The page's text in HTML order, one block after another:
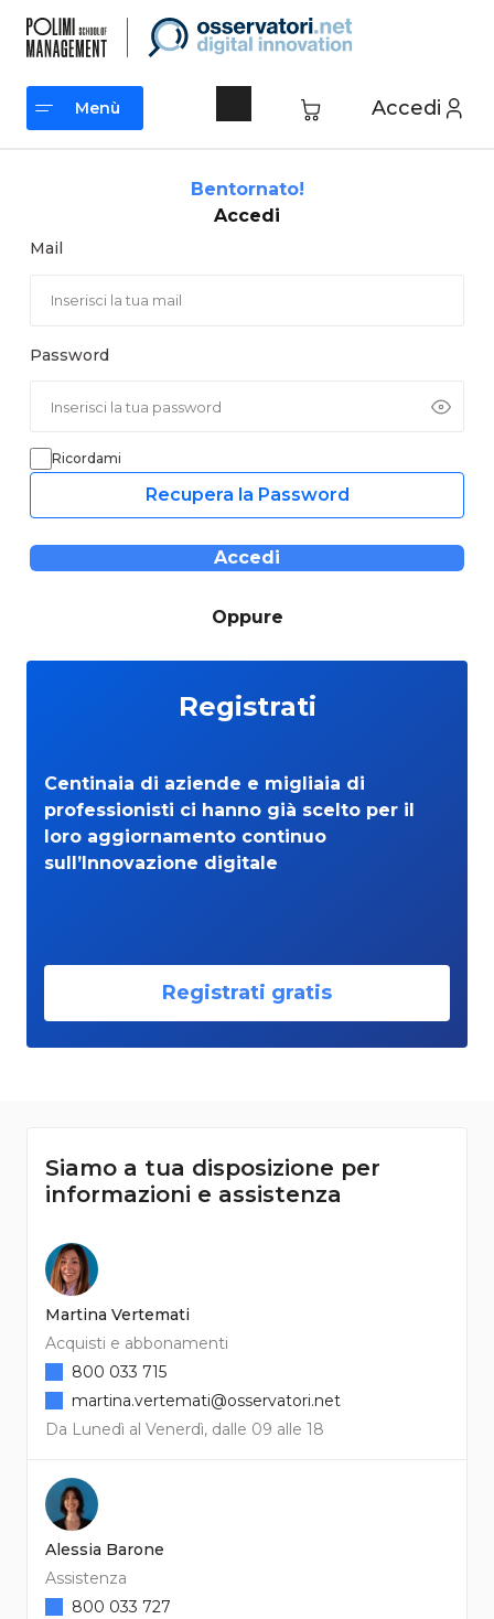
contenuto
Accedi
Menù
Bentornato!
Accedi
Mail
Password
Ricordami
Recupera la Password
Accedi
Oppure
Registrati
Centinaia di aziende e migliaia di
professionisti ci hanno già scelto per il
loro aggiornamento continuo
sull’Innovazione digitale
Registrati gratis
Siamo a tua disposizione per
informazioni e assistenza
Martina Vertemati
Acquisti e abbonamenti
Da Lunedì al Venerdì, dalle 09 alle 18
800 033 715
martina.vertemati@osservatori.net
Alessia Barone
Assistenza
800 033 727